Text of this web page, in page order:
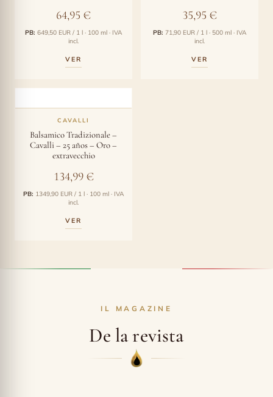
64,95 €
PB: 649,50 EUR / 1 l · 100 ml · IVA
incl.
VER
35,95 €
PB: 71,90 EUR / 1 l · 500 ml · IVA
incl.
VER
CAVALLI
Balsamico Tradizionale –
Cavalli – 25 años – Oro –
extravecchio
134,99 €
PB: 1349,90 EUR / 1 l · 100 ml · IVA
incl.
VER
IL MAGAZINE
De la revista